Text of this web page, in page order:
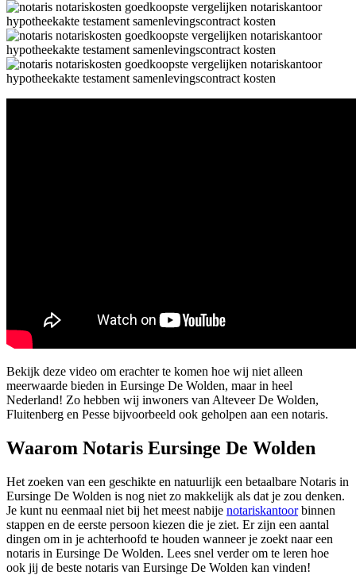
Bekijk deze video om erachter te komen hoe wij niet alleen
meerwaarde bieden in Eursinge De Wolden, maar in heel
Nederland! Zo hebben wij inwoners van Alteveer De Wolden,
Fluitenberg en Pesse bijvoorbeeld ook geholpen aan een notaris.
Waarom Notaris Eursinge De Wolden
Het zoeken van een geschikte en natuurlijk een betaalbare Notaris in
Eursinge De Wolden is nog niet zo makkelijk als dat je zou denken.
Je kunt nu eenmaal niet bij het meest nabije notariskantoorbinnen
stappen en de eerste persoon kiezen die je ziet. Er zijn een aantal
dingen om in je achterhoofd te houden wanneer je zoekt naar een
notaris in Eursinge De Wolden. Lees snel verder om te leren hoe
ook jij de beste notaris van Eursinge De Wolden kan vinden!